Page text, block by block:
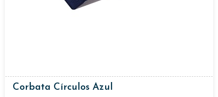
Corbata Círculos Azul